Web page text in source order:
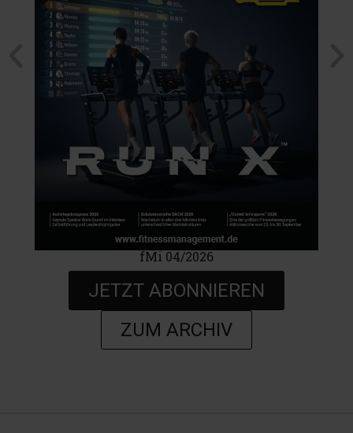
fMi 04/2026
JETZT ABONNIEREN
ZUM ARCHIV